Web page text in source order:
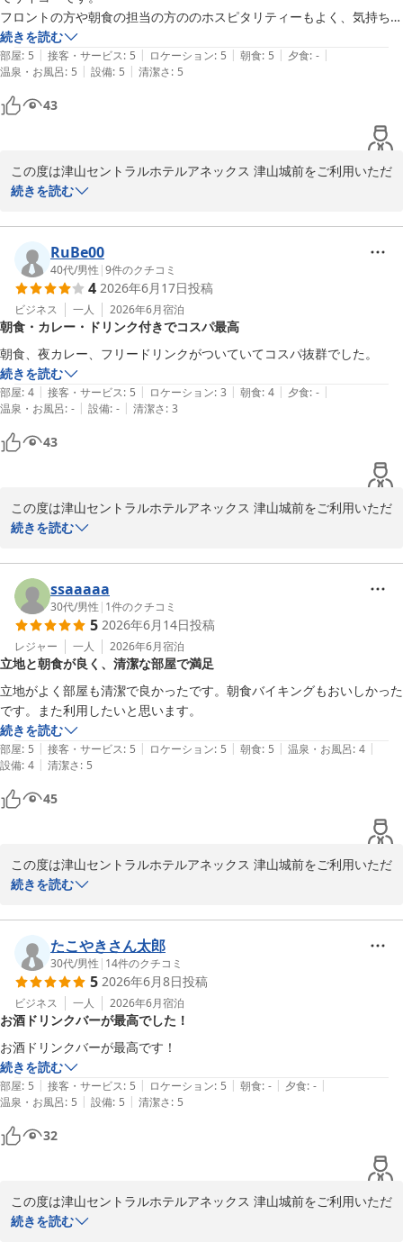
〜全国約160店舗展開中のBBHホテルグループ！〜
【駐車場無料】★高橋英樹＆真麻一押しプラン★朝食無料バイキン
津山セントラルホテル アネックス 津山城前（ＢＢＨホテルグル
2026-06-11
今後も価格以上の価値を感じていただけるホテルを目指し、サービ
スの充実と快適な環境づくりに努めてまいります。
また津山へお越しの際は、ぜひ当館をご利用くださいませ。
カレー（※数量限定）、すき焼き丼・親子丼・牛丼・中華丼の4種
（※丼はお1人様1種類のみ）を
夜7時から9時までご提供しております。
また、ドリンクサーバー（ソフトドリンクやアルコール割り対応）
16時から24時までご利用いただけます。
ミニラーメン、スープ各種、紅茶、コーヒーなどもご用意しており
ます。
どうぞご滞在中にご利用くださいませ。
さらに、客室にはスマートテレビを導入しており、
YouTubeなどのネット動画もお楽しみいただけます。
ぜひごゆっくりとお過ごしください。
〜全国約160店舗展開中のBBHホテルグループ！〜
【駐車場無料】★高橋英樹＆真麻一押しプラン★朝食無料バイキン
グ＆ハッピーアワー大好評
津山セントラルホテル アネックス 津山城前（ＢＢＨホテルグル
ープ）
2026-07-27
フロントの方や朝食の担当の方ののホスピタリティーもよく、気持ちの
良い朝でした。
漫画があったのも良かったです
続きを読む
部屋: 5 | 接客・サービス: 5 | ロケーション: 5 | 朝食: 5 | 夕食: - |
温泉・お風呂: 5 | 設備: 5 | 清潔さ: 5
43
この度は津山セントラルホテルアネックス 津山城前をご利用いただ
き、誠にありがとうございます。
夜の軽食サービスやドリンクサービス、朝食バイキングにつきまし
て「最高」とのお言葉を頂戴し、大変嬉しく存じます。
また、フロントスタッフや朝食スタッフの対応につきましても温か
いお言葉をいただき、スタッフ一同大変励みになります。
さらに、館内の漫画コーナーもお楽しみいただけたようで何よりで
ございます。
今後も価格以上にご満足いただけるサービスと、快適にお過ごしい
ただけるホテルづくりに努めてまいります。
※当館では、無料の軽食サービスを開始しました。
カレー（※数量限定）、すき焼き丼・親子丼・牛丼・中華丼の4種
夜7時から9時までご提供しております。
また、ドリンクサーバー（ソフトドリンクやアルコール割り対応）
は
16時から24時までご利用いただけます。
ミニラーメン、スープ各種、紅茶、コーヒーなどもご用意しており
ます。
どうぞご滞在中にご利用くださいませ。
さらに、客室にはスマートテレビを導入しており、
YouTubeなどのネット動画もお楽しみいただけます。
ぜひごゆっくりとお過ごしください。
フロント　平岡
【駐車場無料】★高橋英樹＆真麻一押しプラン★朝食無料バイキン
グ＆ハッピーアワー大好評
津山セントラルホテル アネックス 津山城前（ＢＢＨホテルグル
ープ）
2026-07-05
続きを読む
RuBe00
40代/男性 |9件のクチコミ
4 2026年6月17日投稿
ビジネス 一人 2026年6月宿泊
朝食・カレー・ドリンク付きでコスパ最高
朝食、夜カレー、フリードリンクがついていてコスパ抜群でした。
続きを読む
部屋: 4 | 接客・サービス: 5 | ロケーション: 3 | 朝食: 4 | 夕食: - |
温泉・お風呂: - | 設備: - | 清潔さ: 3
43
この度は津山セントラルホテルアネックス 津山城前をご利用いただ
き、誠にありがとうございます。
朝食や夜の軽食サービス、ドリンクサービスにつきましてご満足い
ただけたとのお言葉を頂戴し、大変嬉しく存じます。
また、「コスパ抜群」とのお言葉をいただき、スタッフ一同大変励
みになります。
今後も価格以上にご満足いただけるサービスと、快適にお過ごしい
ただける環境づくりに努めてまいります。
また津山へお越しの際は、ぜひご利用くださいませ。
※当館では、無料の軽食サービスを開始しました。
カレー（※数量限定）、すき焼き丼・親子丼・牛丼・中華丼の4種
また、ドリンクサーバー（ソフトドリンクやアルコール割り対応）
16時から24時までご利用いただけます。
ミニラーメン、スープ各種、紅茶、コーヒーなどもご用意しており
ます。
どうぞご滞在中にご利用くださいませ。
さらに、客室にはスマートテレビを導入しており、
YouTubeなどのネット動画もお楽しみいただけます。
ぜひごゆっくりとお過ごしください。
津山セントラルホテルアネックス津山城前
フロント　平岡
【駐車場無料】★高橋英樹＆真麻一押しプラン★朝食無料バイキン
続きを読む
ssaaaaa
30代/男性 | 1件のクチコミ
5 2026年6月14日投稿
レジャー 一人 2026年6月宿泊
立地と朝食が良く、清潔な部屋で満足
立地がよく部屋も清潔で良かったです。朝食バイキングもおいしかった
です。また利用したいと思います。
続きを読む
部屋: 5 | 接客・サービス: 5 | ロケーション: 5 | 朝食: 5 | 温泉・お風呂: 4 |
設備: 4 | 清潔さ: 5
45
この度は津山セントラルホテルアネックス 津山城前をご利用いただ
き、誠にありがとうございます。
立地や客室につきましてご満足いただけたとのお言葉を頂戴し、大
変嬉しく存じます。
また、お部屋の清潔さについてご評価いただき、清掃スタッフにと
っても大きな励みになります。
朝食バイキングにつきましても美味しくお召し上がりいただけたと
のこと、何よりでございます。
「また利用したい」とのお言葉を頂戴し、スタッフ一同大変光栄に
存じます。
今後も快適にお過ごしいただけるホテルづくりと、より良いサービ
スの提供に努めてまいります。
※当館では、無料の軽食サービスを開始しました。
続きを読む
たこやきさん太郎
30代/男性 | 14件のクチコミ
5 2026年6月8日投稿
ビジネス 一人 2026年6月宿泊
お酒ドリンクバーが最高でした！
お酒ドリンクバーが最高です！
続きを読む
部屋: 5 | 接客・サービス: 5 | ロケーション: 5 | 朝食: - | 夕食: - |
温泉・お風呂: 5 | 設備: 5 | 清潔さ: 5
32
この度は津山セントラルホテルアネックス 津山城前をご利用いただ
き、誠にありがとうございます。
続きを読む